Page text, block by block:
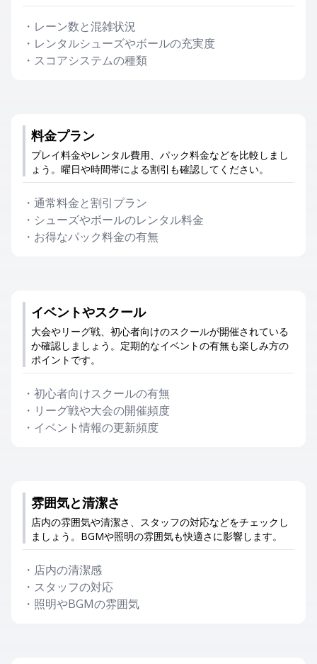
・ レーン数と混雑状況
・ レンタルシューズやボールの充実度
・ スコアシステムの種類
料金プラン
プレイ料金やレンタル費用、パック料金などを比較しまし
ょう。曜日や時間帯による割引も確認してください。
・ 通常料金と割引プラン
・ シューズやボールのレンタル料金
・ お得なパック料金の有無
イベントやスクール
大会やリーグ戦、初心者向けのスクールが開催されている
か確認しましょう。定期的なイベントの有無も楽しみ方の
ポイントです。
・ 初心者向けスクールの有無
・ リーグ戦や大会の開催頻度
・ イベント情報の更新頻度
雰囲気と清潔さ
店内の雰囲気や清潔さ、スタッフの対応などをチェックし
ましょう。BGMや照明の雰囲気も快適さに影響します。
・ 店内の清潔感
・ スタッフの対応
・ 照明やBGMの雰囲気